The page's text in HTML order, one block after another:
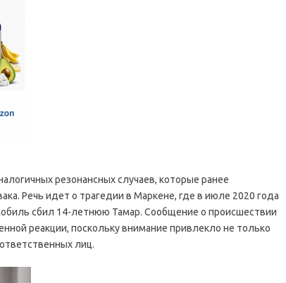
резонансных случаев, которые ранее
Речь идет о трагедии в Маркене, где в июле 2020 года
сбил 14-летнюю Тамар. Сообщение о происшествии
реакции, поскольку внимание привлекло не только
лиц.